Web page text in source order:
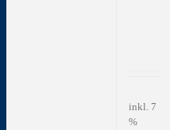
inkl. 7
%